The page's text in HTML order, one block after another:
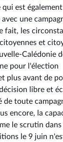
qui est également
une
fait, les
et
Calédonie
pour l'élection
plus avant de
libre et
de toute
encore, la
le scrutin dans
le 9 juin